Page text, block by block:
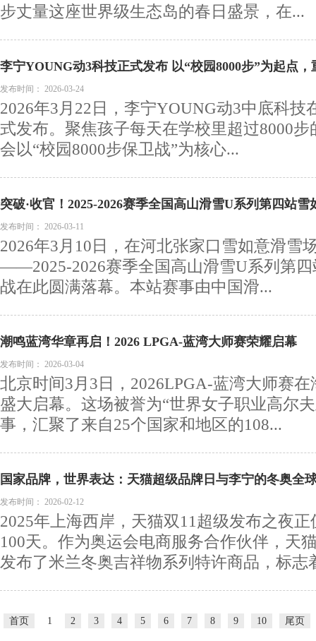
步丈量这座世界级生态岛的春日盛景，在...
李宁YOUNG动3科技正式发布 以“校园8000步”为起点
发布时间： 2026-03-24
2026年3月22日，李宁YOUNG动3中底科技
式发布。聚焦孩子每天在学校里超过8000
会以“校园8000步保卫战”为核心...
突破·收官！2025-2026赛季全国高山滑雪U系列第四站雪
发布时间： 2026-03-11
2026年3月10日，在河北张家口雪如意滑雪
——2025-2026赛季全国高山滑雪U系列第四
战在此圆满落幕。本站赛事由中国滑...
潮鸣蓝湾华章再启！2026 LPGA-蓝湾大师赛荣耀启幕
发布时间： 2026-03-04
北京时间3月3日，2026LPGA-蓝湾大师赛在
盛大启幕。这场被誉为“世界女子职业高尔
事，汇聚了来自25个国家和地区的108...
国家品牌，世界表达：天猫超级品牌日与李宁的冬奥全
发布时间： 2026-02-12
2025年上海西岸，天猫双11超级发布之夜
100天。作为奥运会电商服务合作伙伴，天
发布了米兰冬奥吉祥物系列特许商品，标志
首页 1 2 3 4 5 6 7 8 9 10 尾页